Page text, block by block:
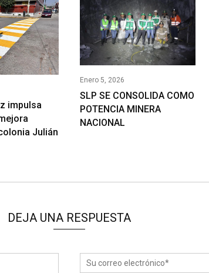
impulsa
Julián
Enero 5, 2026
SLP SE CONSOLIDA COMO
POTENCIA MINERA
NACIONAL
DEJA UNA RESPUESTA